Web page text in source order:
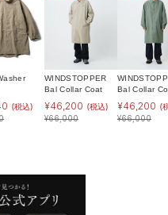
(税込)
WINDSTOPPER
Bal Collar Coat
¥46,200 (税込)
¥66,000
Bal Collar
¥46,200 (
¥66,000